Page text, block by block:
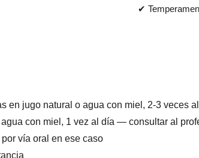
✔
en jugo natural o agua con miel, 2-3 veces
con miel, 1 vez al día — consultar al
vía oral en ese caso